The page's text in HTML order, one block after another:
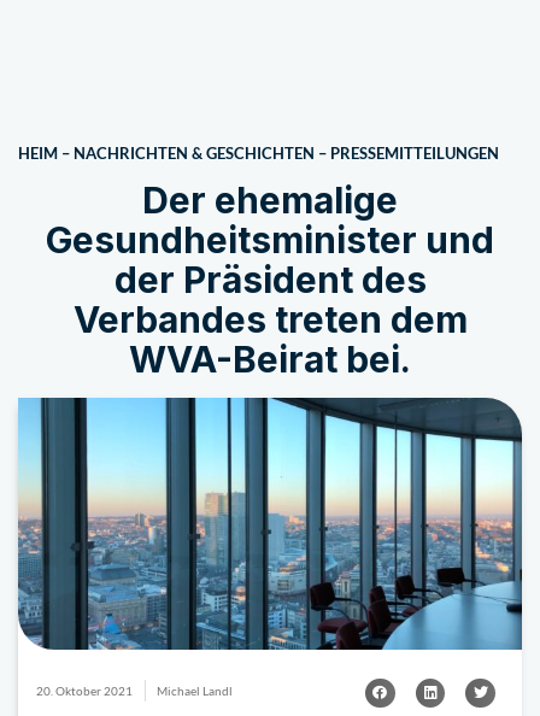
HEIM – NACHRICHTEN & GESCHICHTEN – PRESSEMITTEILUNGEN
Der ehemalige
Gesundheitsminister und
der Präsident des
Verbandes treten dem
WVA-Beirat bei.
20. Oktober 2021 Michael Landl